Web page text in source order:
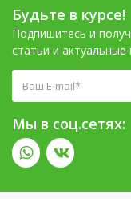
Будьте в курсе!
Подпишитесь и
статьи и
Мы в соц.сетях: